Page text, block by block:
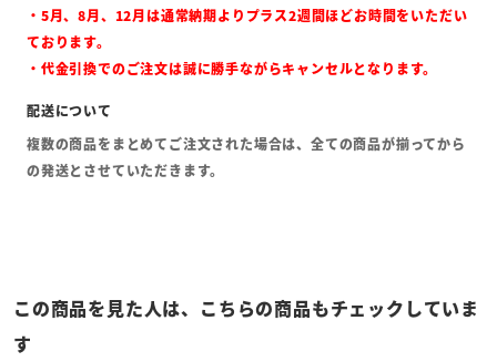
・5月、8月、12月は通常納期よりプラス2週間ほどお時間をいただい
ております。
・代金引換でのご注文は誠に勝手ながらキャンセルとなります。
複数の商品をまとめてご注文された場合は、全ての商品が揃ってから
の発送とさせていただきます。
この商品を見た人は、こちらの商品もチェックしていま
す